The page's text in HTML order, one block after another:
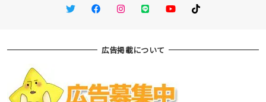
TwitterFacebookInstagram
LINE You TubeTikTok
広告掲載について